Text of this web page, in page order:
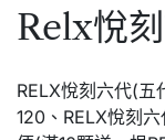
Relx悅
RELX悅刻六代(五
120、RELX悅刻